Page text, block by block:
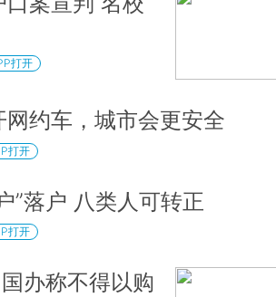
打开
约车，城市会更安全
打开
”落户 八类人可转正
打开
办称不得以购